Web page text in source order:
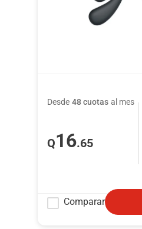
Desde 48 cuotas al mes
Q16.65
Comparar